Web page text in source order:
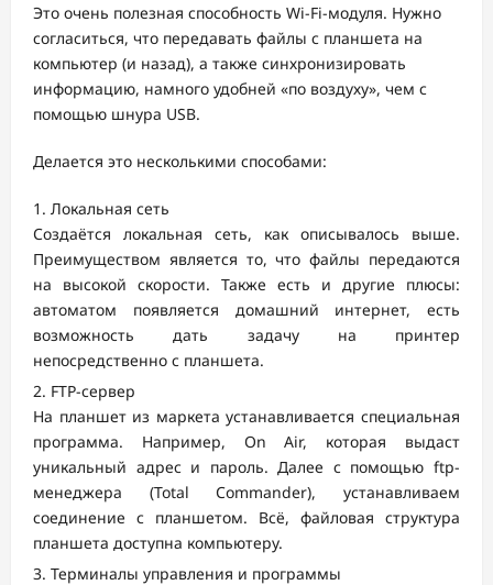
Это очень полезная способность Wi-Fi-модуля. Нужно
согласиться, что передавать файлы с планшета на
компьютер (и назад), а также синхронизировать
информацию, намного удобней «по воздуху», чем с
помощью шнура USB.
Делается это несколькими способами:
Локальная сеть
Создаётся локальная сеть, как описывалось выше.
Преимуществом является то, что файлы передаются
на высокой скорости. Также есть и другие плюсы:
автоматом появляется домашний интернет, есть
возможность дать задачу на принтер
непосредственно с планшета.
FTP-сервер
На планшет из маркета устанавливается специальная
программа. Например, On Air, которая выдаст
уникальный адрес и пароль. Далее с помощью ftp-
менеджера (Total Commander), устанавливаем
соединение с планшетом. Всё, файловая структура
планшета доступна компьютеру.
Терминалы управления и программы